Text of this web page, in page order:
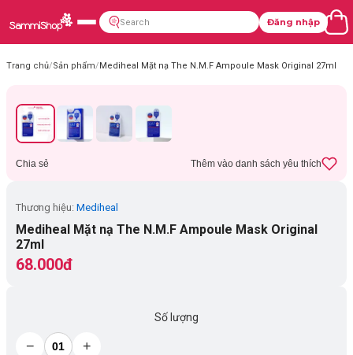
Đăng nhập
Trang chủ/Sản phẩm/Mediheal Mặt nạ The N.M.F Ampoule Mask Original 27ml
Chia sẻ Thêm vào danh sách yêu thích
Thương hiệu: Mediheal
Mediheal Mặt nạ The N.M.F Ampoule Mask Original
27ml
68.000đ
Số lượng
− +